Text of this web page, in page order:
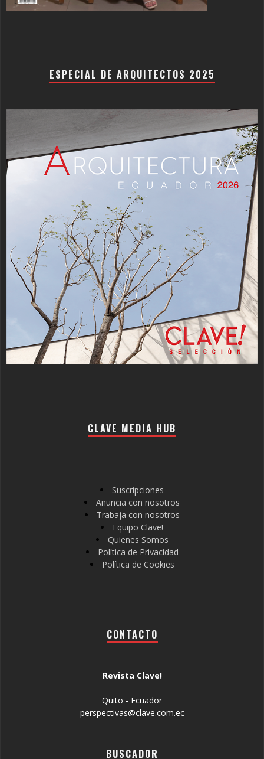
ESPECIAL DE ARQUITECTOS 2025
CLAVE MEDIA HUB
Suscripciones
Anuncia con nosotros
Trabaja con nosotros
Equipo Clave!
Quienes Somos
Política de Privacidad
Política de Cookies
CONTACTO
Revista Clave!
Quito - Ecuador
perspectivas@clave.com.ec
BUSCADOR